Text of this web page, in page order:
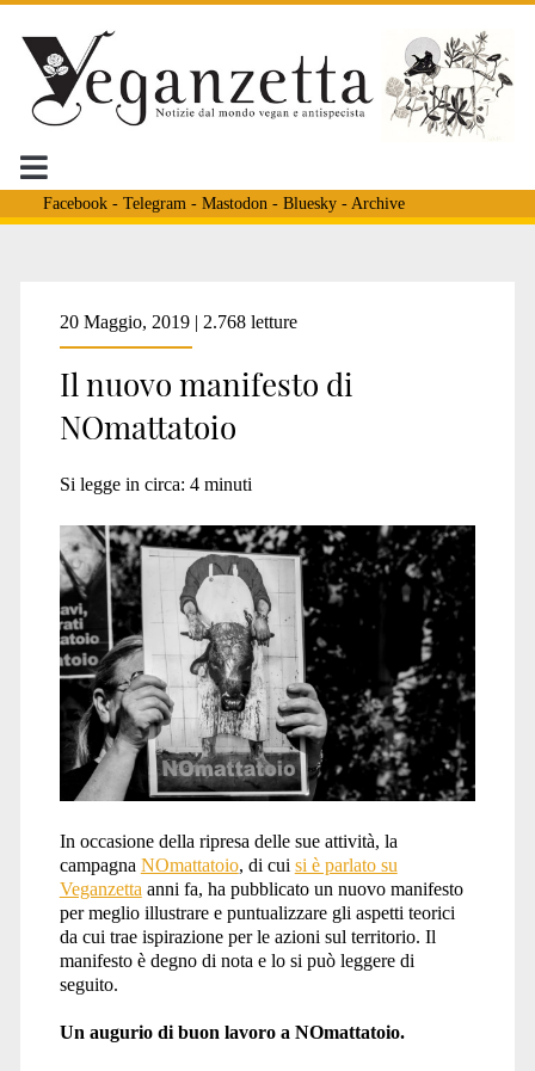
Facebook- Telegram - Mastodon - Bluesky- Archive
Tag:
<span>campagna
nomattatoio</span>
20 Maggio, 2019 | 2.768 letture
Il nuovo manifesto di
NOmattatoio
Si legge in circa: 4 minuti
In occasione della ripresa delle sue attività, la
campagna NOmattatoio, di cui si è parlato su
Veganzetta anni fa, ha pubblicato un nuovo manifesto
per meglio illustrare e puntualizzare gli aspetti teorici
da cui trae ispirazione per le azioni sul territorio. Il
manifesto è degno di nota e lo si può leggere di
seguito.
Un augurio di buon lavoro a NOmattatoio.